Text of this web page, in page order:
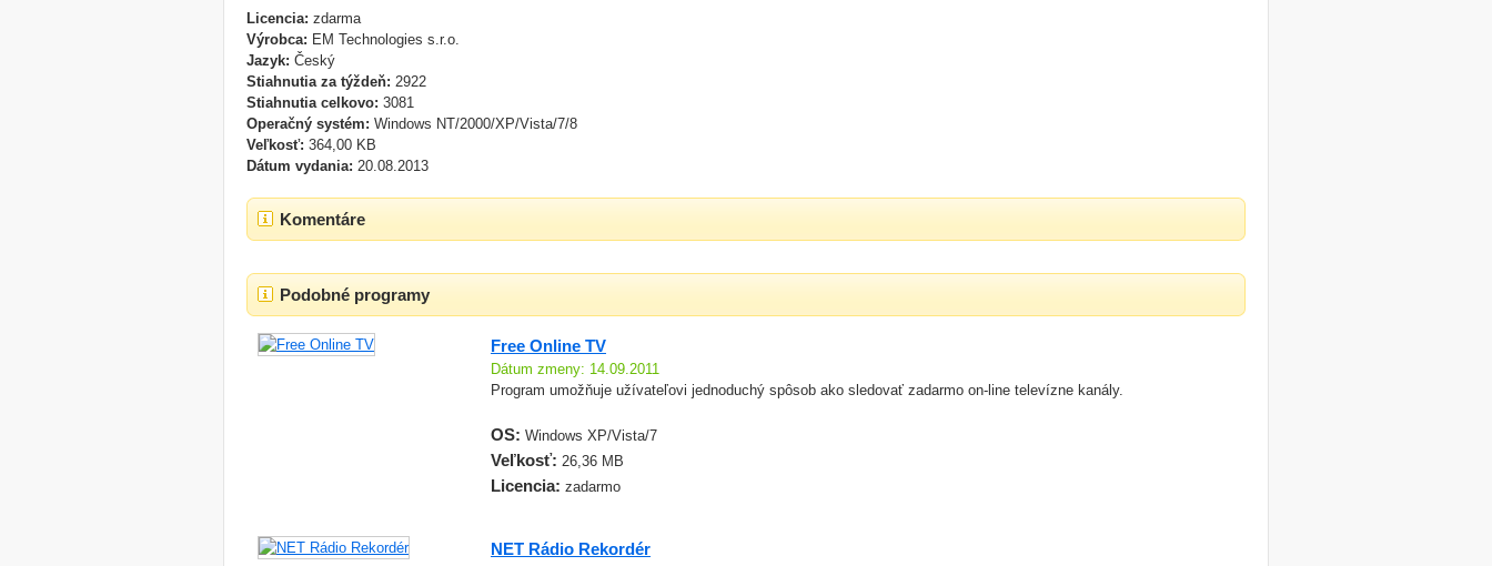
Licencia: zdarma
Výrobca: EM Technologies s.r.o.
Jazyk: Český
Stiahnutia za týždeň: 2922
Stiahnutia celkovo: 3081
Operačný systém: Windows NT/2000/XP/Vista/7/8
Veľkosť: 364,00 KB
Dátum vydania: 20.08.2013
Komentáre
Podobné programy
Free Online TV
Dátum zmeny: 14.09.2011
Program umožňuje užívateľovi jednoduchý spôsob ako sledovať zadarmo on-line televízne kanály.
OS: Windows XP/Vista/7
Veľkosť: 26,36 MB
Licencia: zadarmo
NET Rádio Rekordér